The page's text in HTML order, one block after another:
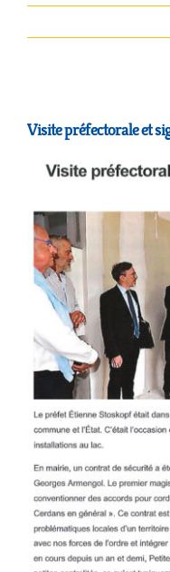
Visite préfectorale et